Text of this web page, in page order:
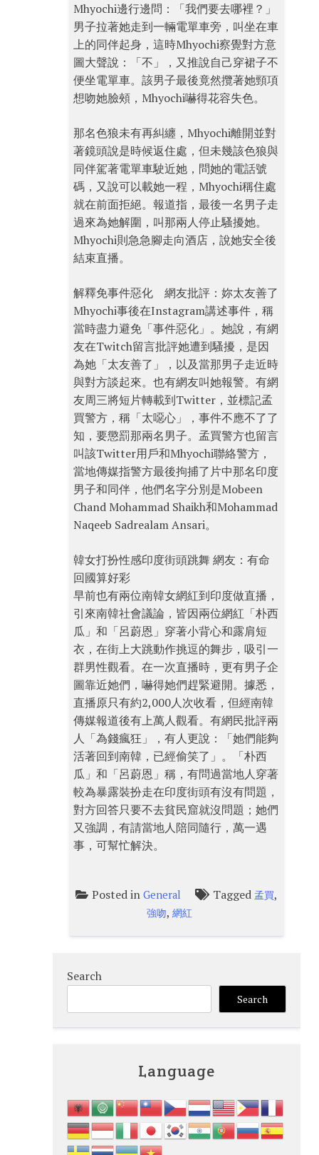
Mhyochi邊行邊問：「我們要去哪裡？」
男子拉著她走到一輛電單車旁，叫坐在車
上的同伴起身，這時Mhyochi察覺對方意
圖大聲說：「不」，又推說自己穿裙子不
便坐電單車。該男子最後竟然攬著她頸項
想吻她臉頰，Mhyochi嚇得花容失色。
那名色狼未有再糾纏，Mhyochi離開並對
著鏡頭說是時候返住處，但未幾該色狼與
同伴駕著電單車駛近她，問她的電話號
碼，又說可以載她一程，Mhyochi稱住處
就在前面拒絕。報道指，最後一名男子走
過來為她解圍，叫那兩人停止騷擾她。
Mhyochi則急急腳走向酒店，說她安全後
結束直播。
解釋免事件惡化 網友批評：妳太友善了
Mhyochi事後在Instagram講述事件，稱
當時盡力避免「事件惡化」。她說，有網
友在Twitch留言批評她遭到騷擾，是因
為她「太友善了」，以及當那男子走近時
與對方談起來。也有網友叫她報警。有網
友周三將短片轉載到Twitter，並標記孟
買警方，稱「太噁心」，事件不應不了了
知，要懲罰那兩名男子。孟買警方也留言
叫該Twitter用戶和Mhyochi聯絡警方，
當地傳媒指警方最後拘捕了片中那名印度
男子和同伴，他們名字分別是Mobeen
Chand Mohammad Shaikh和Mohammad
Naqeeb Sadrealam Ansari。
韓女打扮性感印度街頭跳舞 網友：有命
回國算好彩
早前也有兩位南韓女網紅到印度做直播，
引來南韓社會議論，皆因兩位網紅「朴西
瓜」和「呂蔚恩」穿著小背心和露肩短
衣，在街上大跳動作挑逗的舞步，吸引一
群男性觀看。在一次直播時，更有男子企
圖靠近她們，嚇得她們趕緊避開。據悉，
直播原只有約2,000人次收看，但經南韓
傳媒報道後有上萬人觀看。有網民批評兩
人「為錢瘋狂」，有人更說：「她們能夠
活著回到南韓，已經偷笑了」。「朴西
瓜」和「呂蔚恩」稱，有問過當地人穿著
較為暴露裝扮走在印度街頭有沒有問題，
對方回答只要不去貧民窟就沒問題；她們
又強調，有請當地人陪同隨行，萬一遇
事，可幫忙解決。
Posted inGeneral Tagged孟買,
強吻,網紅
Search
Search
Language